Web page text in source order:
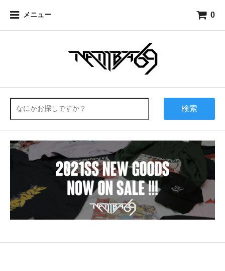
メニュー 0
検索